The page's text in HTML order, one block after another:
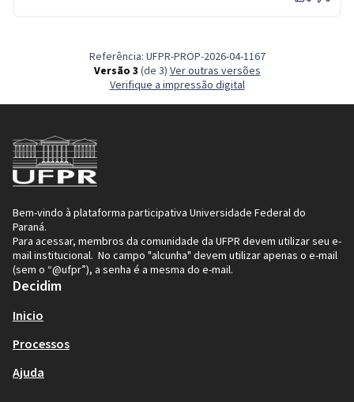
Referência: UFPR-PROP-2026-04-1167
Versão 3 (de 3) ver outras versões
Verifique a impressão digital
Bem-vindo à plataforma participativa Universidade Federal do
Paraná.
Para acessar, membros da comunidade da UFPR devem utilizar seu e-
mail institucional. No campo "alcunha" devem utilizar apenas o e-mail
(sem o “@ufpr”), a senha é a mesma do e-mail.
Decidim
Inicio
Processos
Ajuda